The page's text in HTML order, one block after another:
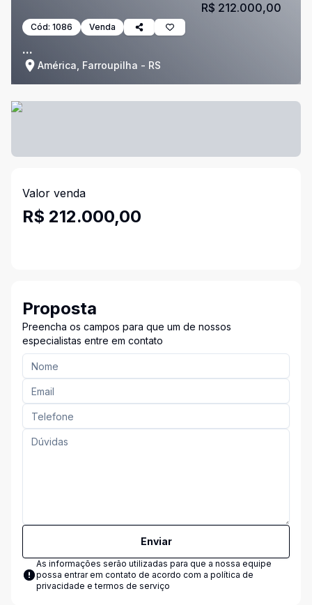
Cód: 1086 Venda
...
América, Farroupilha - RS
R$ 212.000,00
Valor venda
R$ 212.000,00
Proposta
Preencha os campos para que um de nossos
especialistas entre em contato
Enviar
As informações serão utilizadas para que a nossa equipe
possa entrar em contato de acordo com a política de
privacidade e termos de serviço